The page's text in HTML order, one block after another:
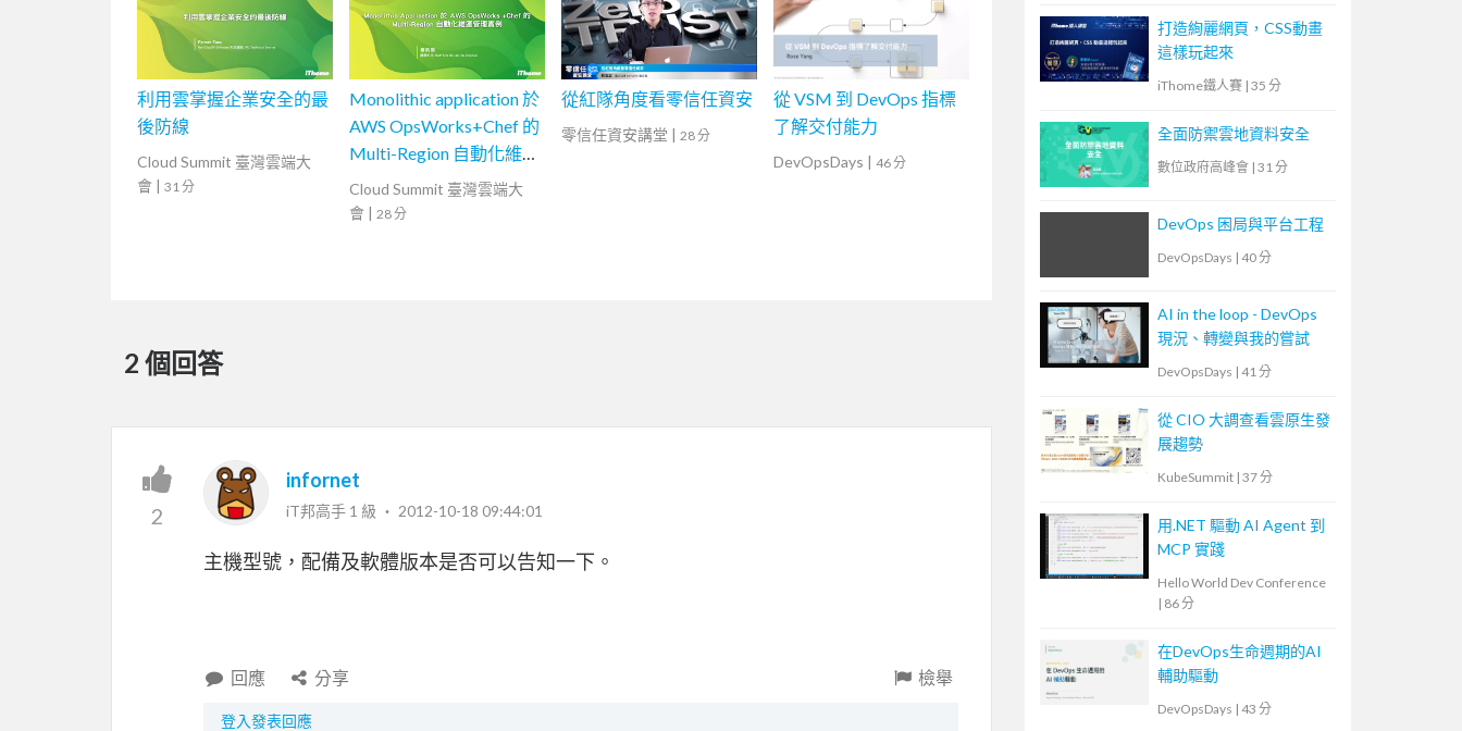
利用雲掌握企業安全的最
後防線
Cloud Summit 臺灣雲端大
會 | 31 分
Monolithic application 於
AWS OpsWorks+Chef 的
Multi-Region 自動化維運
管理實例
Cloud Summit 臺灣雲端大
會 | 28 分
從紅隊角度看零信任資安
零信任資安講堂 | 28 分
從 VSM 到 DevOps 指標
了解交付能力
DevOpsDays | 46 分
2 個回答
2
infornet
iT邦高手 1 級 ‧ 2012-10-18 09:44:01
主機型號，配備及軟體版本是否可以告知一下。
回應 分享 檢舉
登入發表回應
打造絢麗網頁，CSS動畫
這樣玩起來
iThome鐵人賽 | 35 分
全面防禦雲地資料安全
數位政府高峰會 | 31 分
DevOps 困局與平台工程
DevOpsDays | 40 分
AI in the loop - DevOps
現況、轉變與我的嘗試
DevOpsDays | 41 分
從 CIO 大調查看雲原生發
展趨勢
KubeSummit | 37 分
用.NET 驅動 AI Agent 到
MCP 實踐
Hello World Dev Conference
| 86 分
在DevOps生命週期的AI
輔助驅動
DevOpsDays | 43 分